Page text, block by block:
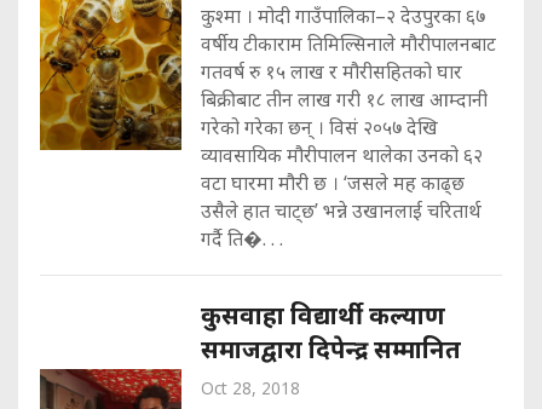
कुश्मा । मोदी गाउँपालिका–२ देउपुरका ६७
वर्षीय टीकाराम तिमिल्सिनाले मौरीपालनबाट
गतवर्ष रु १५ लाख र मौरीसहितको घार
बिक्रीबाट तीन लाख गरी १८ लाख आम्दानी
गरेको गरेका छन् । विसं २०५७ देखि
व्यावसायिक मौरीपालन थालेका उनको ६२
वटा घारमा मौरी छ । ‘जसले मह काढ्छ
उसैले हात चाट्छ’ भन्ने उखानलाई चरितार्थ
गर्दै ति�. . .
कुसवाहा विद्यार्थी कल्याण
समाजद्वारा दिपेन्द्र सम्मानित
Oct 28, 2018